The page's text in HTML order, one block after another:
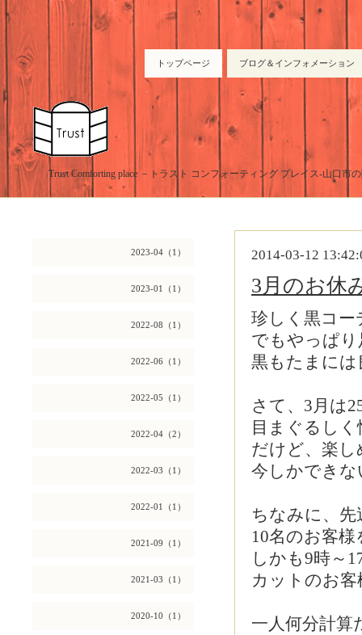
トップページ ブログ＆インフォメーション
Trust Comforting place －トラスト コンフォーティング プレイス-山口市
2023-04（1）
2023-01（1）
2022-08（1）
2022-06（1）
2022-05（1）
2022-04（2）
2022-03（1）
2022-01（1）
2021-09（1）
2021-03（1）
2020-10（1）
2014-03-12
3月のお休
珍しく黒コ
でもやっぱ
黒もたまに
さて、3月は
目まぐるし
だけど、楽
今しかでき
ちなみに、先
10名のお客
しかも9時～
カットのお
一人何分計算